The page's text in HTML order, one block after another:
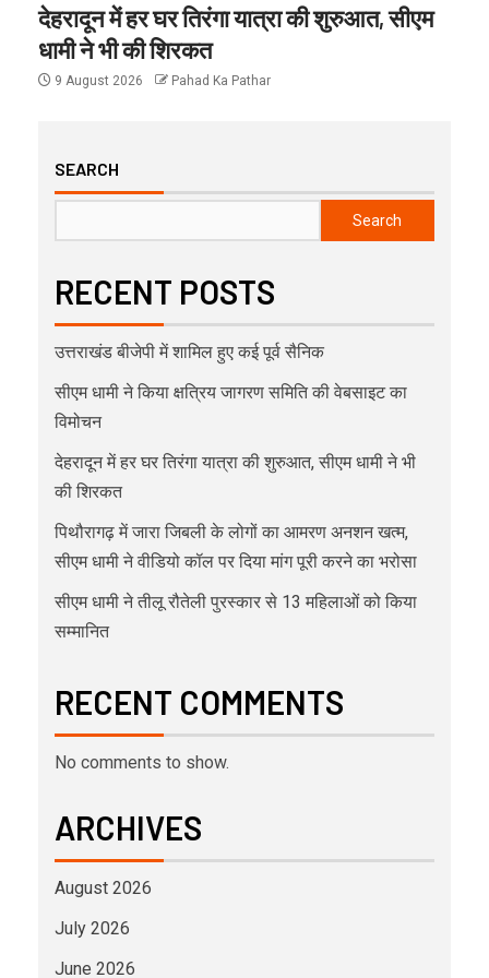
देहरादून में हर घर तिरंगा यात्रा की शुरुआत, सीएम
धामी ने भी की शिरकत
9 August 2026 Pahad Ka Pathar
SEARCH
Search
RECENT POSTS
उत्तराखंड बीजेपी में शामिल हुए कई पूर्व सैनिक
सीएम धामी ने किया क्षत्रिय जागरण समिति की वेबसाइट का
विमोचन
देहरादून में हर घर तिरंगा यात्रा की शुरुआत, सीएम धामी ने भी
की शिरकत
पिथौरागढ़ में जारा जिबली के लोगों का आमरण अनशन खत्म,
सीएम धामी ने वीडियो कॉल पर दिया मांग पूरी करने का भरोसा
सीएम धामी ने तीलू रौतेली पुरस्कार से 13 महिलाओं को किया
सम्मानित
RECENT COMMENTS
No comments to show.
ARCHIVES
August 2026
July 2026
June 2026